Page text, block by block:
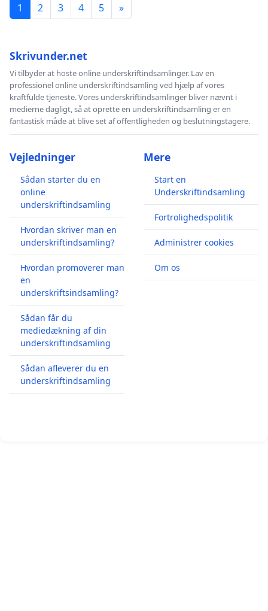
1 2 3 4 5 »
Skrivunder.net
Vi tilbyder at hoste online underskriftindsamlinger. Lav en
professionel online underskriftindsamling ved hjælp af vores
kraftfulde tjeneste. Vores underskriftindsamlinger bliver nævnt i
medierne dagligt, så at oprette en underskriftindsamling er en
fantastisk måde at blive set af offentligheden og beslutningstagere.
Vejledninger
Sådan starter du en
online
underskriftindsamling
Hvordan skriver man en
underskriftindsamling?
Hvordan promoverer man
en
underskriftsindsamling?
Sådan får du
mediedækning af din
underskriftindsamling
Sådan afleverer du en
underskriftindsamling
Mere
Start en
Underskriftindsamling
Fortrolighedspolitik
Administrer cookies
Om os